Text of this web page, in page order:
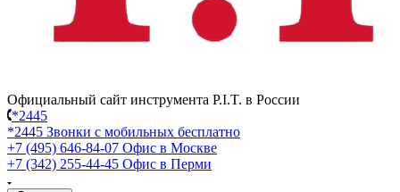
Официальный сайт инструмента P.I.T. в России
*2445
*2445 Звонки с мобильных бесплатно
+7 (495) 646-84-07 Офис в Москве
+7 (342) 255-44-45 Офис в Перми